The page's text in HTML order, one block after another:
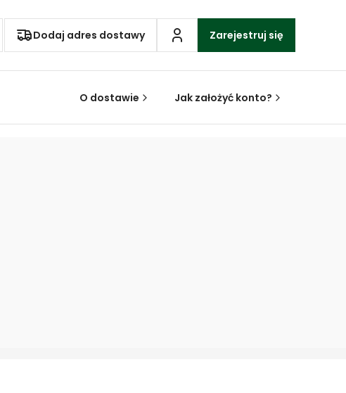
Dodaj adres dostawy Zarejestruj się
O dostawie Jak założyć konto?